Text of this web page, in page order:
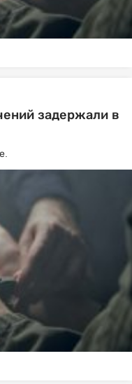
задержали в